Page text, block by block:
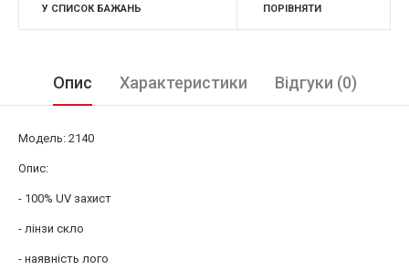
У СПИСОК БАЖАНЬ ПОРІВНЯТИ
Опис Характеристики Відгуки (0)
Модель: 2140
Опис:
- 100% UV захист
- лінзи скло
- наявність лого